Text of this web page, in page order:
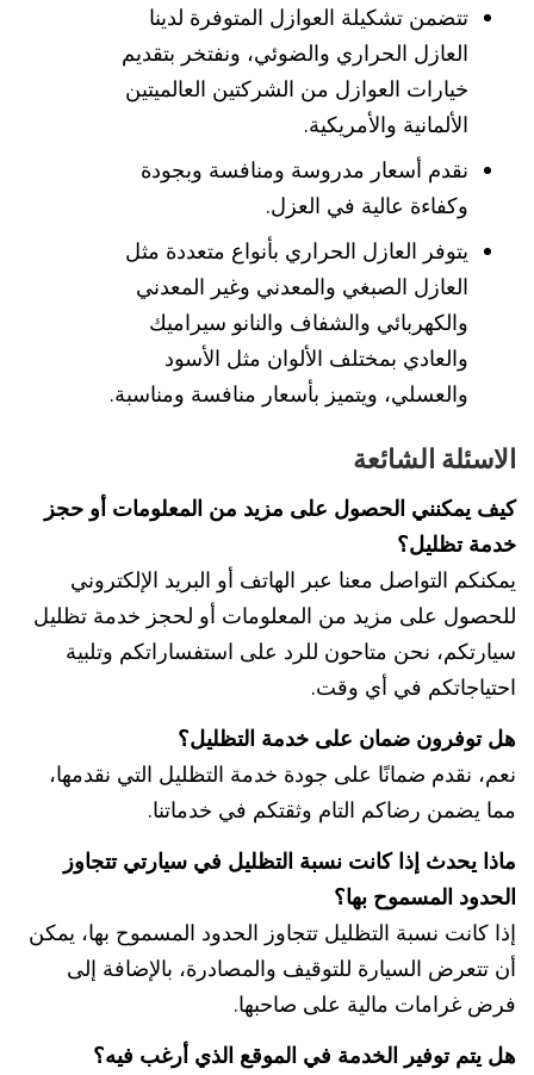
تتضمن تشكيلة العوازل المتوفرة لدينا
العازل الحراري والضوئي، ونفتخر بتقديم
خيارات العوازل من الشركتين العالميتين
الألمانية والأمريكية.
نقدم أسعار مدروسة ومنافسة وبجودة
وكفاءة عالية في العزل.
يتوفر العازل الحراري بأنواع متعددة مثل
العازل الصبغي والمعدني وغير المعدني
والكهربائي والشفاف والنانو سيراميك
والعادي بمختلف الألوان مثل الأسود
والعسلي، ويتميز بأسعار منافسة ومناسبة.
الاسئلة الشائعة
كيف يمكنني الحصول على مزيد من المعلومات أو حجز
خدمة تظليل؟
يمكنكم التواصل معنا عبر الهاتف أو البريد الإلكتروني
للحصول على مزيد من المعلومات أو لحجز خدمة تظليل
سيارتكم، نحن متاحون للرد على استفساراتكم وتلبية
احتياجاتكم في أي وقت.
هل توفرون ضمان على خدمة التظليل؟
نعم، نقدم ضمانًا على جودة خدمة التظليل التي نقدمها،
مما يضمن رضاكم التام وثقتكم في خدماتنا.
ماذا يحدث إذا كانت نسبة التظليل في سيارتي تتجاوز
الحدود المسموح بها؟
إذا كانت نسبة التظليل تتجاوز الحدود المسموح بها، يمكن
أن تتعرض السيارة للتوقيف والمصادرة، بالإضافة إلى
فرض غرامات مالية على صاحبها.
هل يتم توفير الخدمة في الموقع الذي أرغب فيه؟